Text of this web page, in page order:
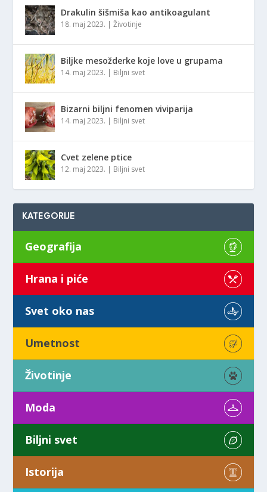
Drakulin šišmiša kao antikoagulant
18. maj 2023. |Životinje
Biljke mesožderke koje love u grupama
14. maj 2023. | Biljni svet
Bizarni biljni fenomen viviparija
14. maj 2023. | Biljni svet
Cvet zelene ptice
12. maj 2023. | Biljni svet
KATEGORIJE
Geografija
Hrana i piće
Svet oko nas
Umetnost
Životinje
Moda
Biljni svet
Istorija